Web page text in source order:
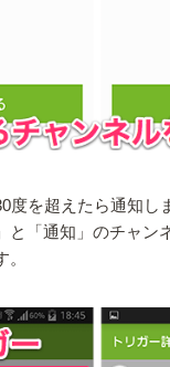
度を超えたら通知し
と「通知」のチャン